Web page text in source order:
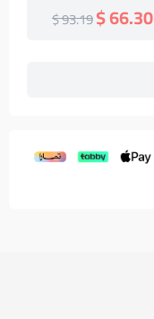
66.30 $
93.19 $